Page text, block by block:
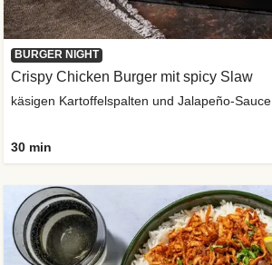
BURGER NIGHT
Crispy Chicken Burger mit spicy Slaw
käsigen Kartoffelspalten und Jalapeño-Sauce
30 min